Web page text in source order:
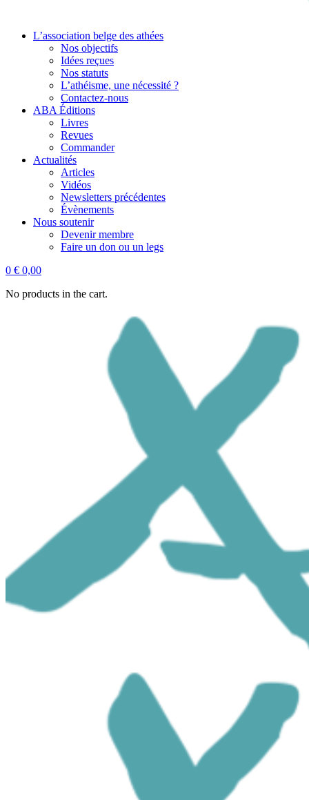
L’association belge des athées
Nos objectifs
Idées reçues
Nos statuts
L’athéisme, une nécessité ?
Contactez-nous
ABA Éditions
Livres
Revues
Commander
Actualités
Articles
Vidéos
Newsletters précédentes
Évènements
Nous soutenir
Devenir membre
Faire un don ou un legs
0 € 0,00
No products in the cart.